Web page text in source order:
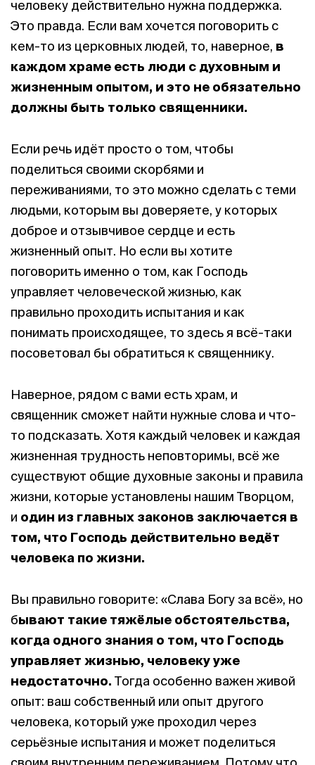
человеку действительно нужна поддержка.
Это правда. Если вам хочется поговорить с
кем-то из церковных людей, то, наверное, в
каждом храме есть люди с духовным и
жизненным опытом, и это не обязательно
должны быть только священники.
Если речь идёт просто о том, чтобы
поделиться своими скорбями и
переживаниями, то это можно сделать с теми
людьми, которым вы доверяете, у которых
доброе и отзывчивое сердце и есть
жизненный опыт. Но если вы хотите
поговорить именно о том, как Господь
управляет человеческой жизнью, как
правильно проходить испытания и как
понимать происходящее, то здесь я всё-таки
посоветовал бы обратиться к священнику.
Наверное, рядом с вами есть храм, и
священник сможет найти нужные слова и что-
то подсказать. Хотя каждый человек и каждая
жизненная трудность неповторимы, всё же
существуют общие духовные законы и правила
жизни, которые установлены нашим Творцом,
и один из главных законов заключается в
том, что Господь действительно ведёт
человека по жизни.
Вы правильно говорите: «Слава Богу за всё», но
бывают такие тяжёлые обстоятельства,
когда одного знания о том, что Господь
управляет жизнью, человеку уже
недостаточно. Тогда особенно важен живой
опыт: ваш собственный или опыт другого
человека, который уже проходил через
серьёзные испытания и может поделиться